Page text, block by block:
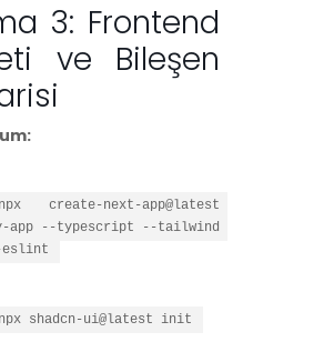
3: Frontend
ve Bileşen
npx create-next-app@latest
app --typescript --tailwind
npx shadcn-ui@latest init